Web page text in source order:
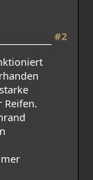
#2
Reifen.